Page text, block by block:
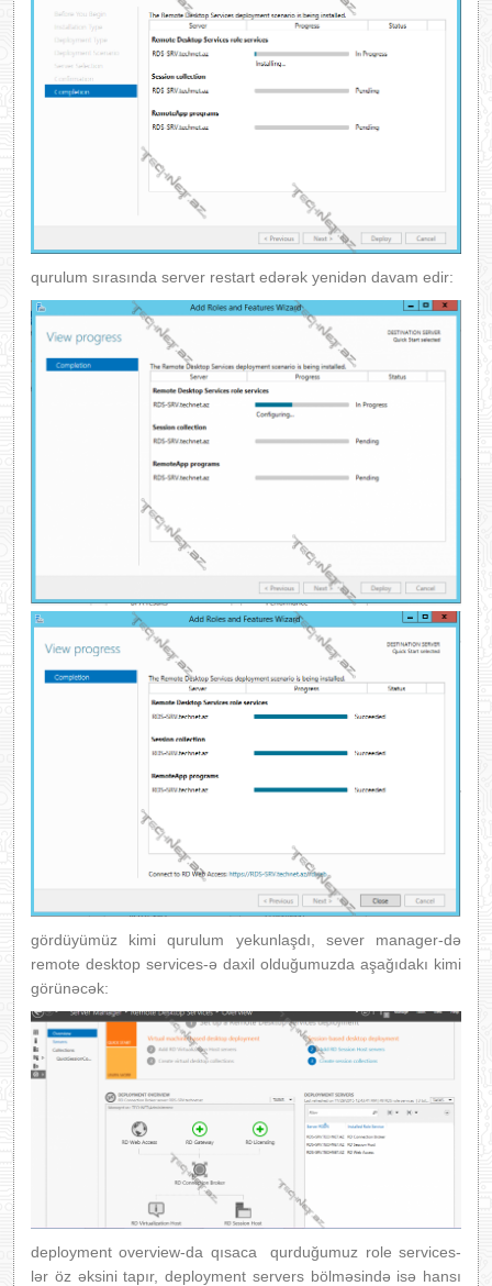
qurulum sırasında server restart edərək yenidən davam edir:
gördüyümüz kimi qurulum yekunlaşdı, sever manager-də
remote desktop services-ə daxil olduğumuzda aşağıdakı kimi
görünəcək:
deployment overview-da qısaca qurduğumuz role services-
lər öz əksini tapır, deployment servers bölməsində isə hansı